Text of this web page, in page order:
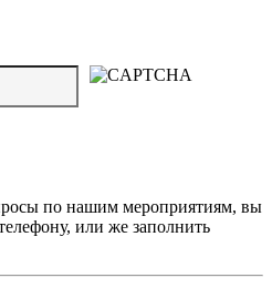
по нашим мероприятиям, вы
или же заполнить